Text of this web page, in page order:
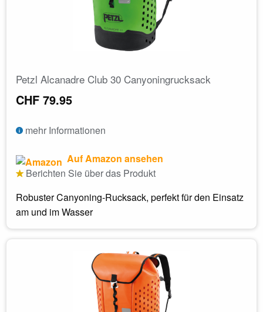
Petzl Alcanadre Club 30 Canyoningrucksack
CHF 79.95
mehr Informationen
Auf Amazon ansehen
Berichten Sie über das Produkt
Robuster Canyoning-Rucksack, perfekt für den Einsatz
am und im Wasser